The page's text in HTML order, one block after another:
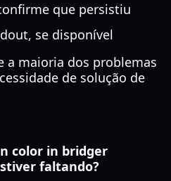
que persistiu
se disponível
a maioria dos problemas
de solução de
color in bridger
faltando?